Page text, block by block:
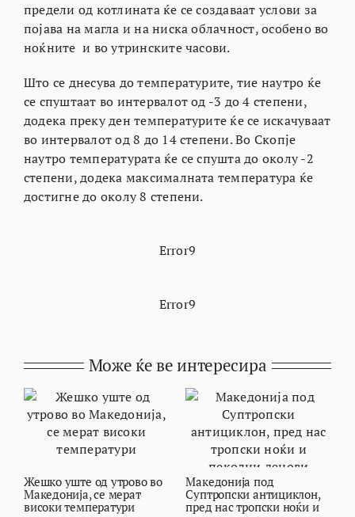
предели од котлината ќе се создаваат услови за
појава на магла и на ниска облачност, особено во
ноќните и во утринските часови.
Што се днесува до температурите, тие наутро ќе
се спуштаат во интервалот од -3 до 4 степени,
додека преку ден температурите ќе се искачуваат
во интервалот од 8 до 14 степени. Во Скопје
наутро температурата ќе се спушта до околу -2
степени, додека максималната температура ќе
достигне до околу 8 степени.
Error9
Error9
Може ќе ве интересира
Жешко уште од утрово во
Македонија, се мерат
високи температури
Македонија под
Суптропски антициклон,
пред нас тропски ноќи и